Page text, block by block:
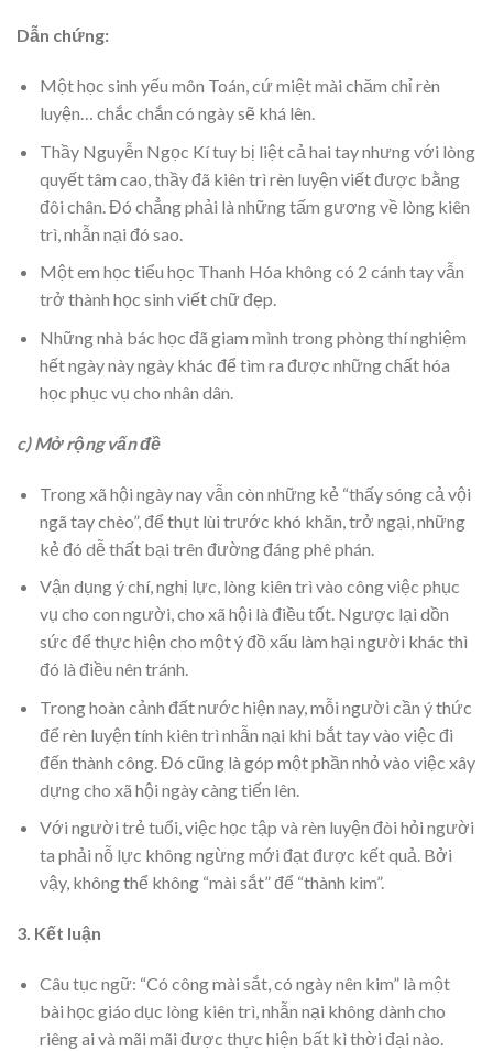
Dẫn chứng:
Một học sinh yếu môn Toán, cứ miệt mài chăm chỉ rèn
luyện… chắc chắn có ngày sẽ khá lên.
Thầy Nguyễn Ngọc Kí tuy bị liệt cả hai tay nhưng với lòng
quyết tâm cao, thầy đã kiên trì rèn luyện viết được bằng
đôi chân. Đó chẳng phải là những tấm gương về lòng kiên
trì, nhẫn nại đó sao.
Một em học tiểu học Thanh Hóa không có 2 cánh tay vẫn
trở thành học sinh viết chữ đẹp.
Những nhà bác học đã giam mình trong phòng thí nghiệm
hết ngày này ngày khác để tìm ra được những chất hóa
học phục vụ cho nhân dân.
c) Mở rộng vấn đề
Trong xã hội ngày nay vẫn còn những kẻ “thấy sóng cả vội
ngã tay chèo”, để thụt lùi trước khó khăn, trở ngại, những
kẻ đó dễ thất bại trên đường đáng phê phán.
Vận dụng ý chí, nghị lực, lòng kiên trì vào công việc phục
vụ cho con người, cho xã hội là điều tốt. Ngược lại dồn
sức để thực hiện cho một ý đồ xấu làm hại người khác thì
đó là điều nên tránh.
Trong hoàn cảnh đất nước hiện nay, mỗi người cần ý thức
để rèn luyện tính kiên trì nhẫn nại khi bắt tay vào việc đi
đến thành công. Đó cũng là góp một phần nhỏ vào việc xây
dựng cho xã hội ngày càng tiến lên.
Với người trẻ tuổi, việc học tập và rèn luyện đòi hỏi người
ta phải nỗ lực không ngừng mới đạt được kết quả. Bởi
vậy, không thể không “mài sắt” để “thành kim”.
3. Kết luận
Câu tục ngữ: “Có công mài sắt, có ngày nên kim” là một
bài học giáo dục lòng kiên trì, nhẫn nại không dành cho
riêng ai và mãi mãi được thực hiện bất kì thời đại nào.